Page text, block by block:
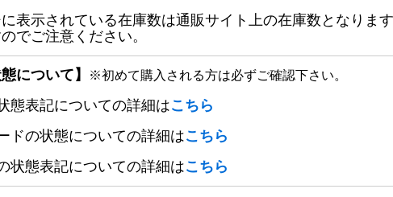
表示されている在庫数は通販サイト上の在庫数となりま
でご注意ください。
について】 ※初めて購入される方は必ずご確認下さい。
態表記についての詳細はこちら
ドの状態についての詳細はこちら
状態表記についての詳細はこちら